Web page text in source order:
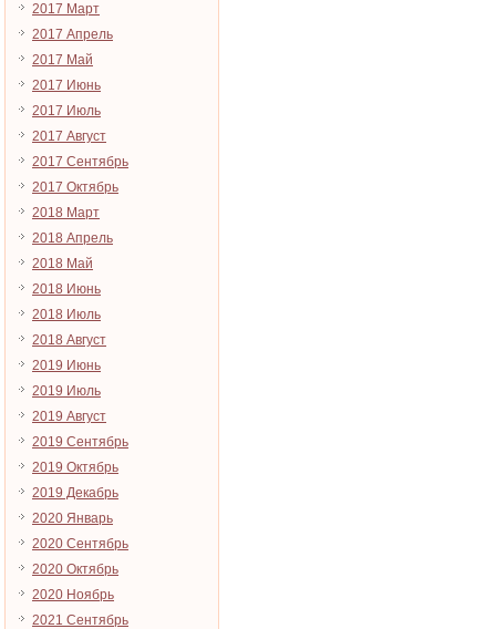
2017 Март
2017 Апрель
2017 Май
2017 Июнь
2017 Июль
2017 Август
2017 Сентябрь
2017 Октябрь
2018 Март
2018 Апрель
2018 Май
2018 Июнь
2018 Июль
2018 Август
2019 Июнь
2019 Июль
2019 Август
2019 Сентябрь
2019 Октябрь
2019 Декабрь
2020 Январь
2020 Сентябрь
2020 Октябрь
2020 Ноябрь
2021 Сентябрь